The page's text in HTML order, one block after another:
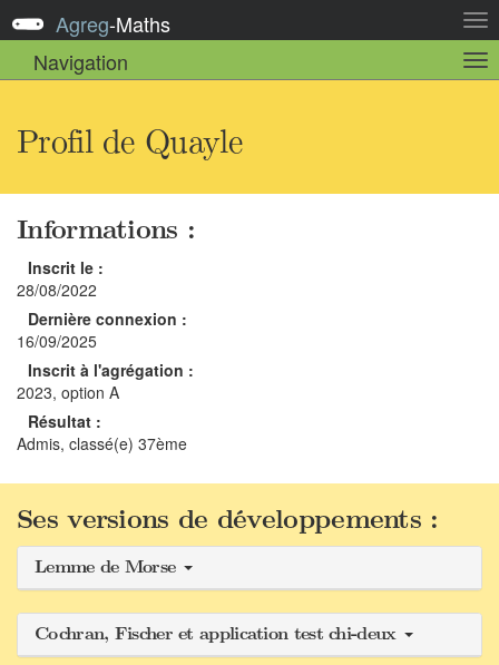
la
Agreg-Maths
Navigation
la
Profil de Quayle
Informations :
Inscrit le :
28/08/2022
Dernière connexion :
16/09/2025
Inscrit à l'agrégation :
2023, option A
Résultat :
Admis, classé(e) 37ème
Ses versions de développements :
Lemme de Morse
Cochran, Fischer et application test chi-deux